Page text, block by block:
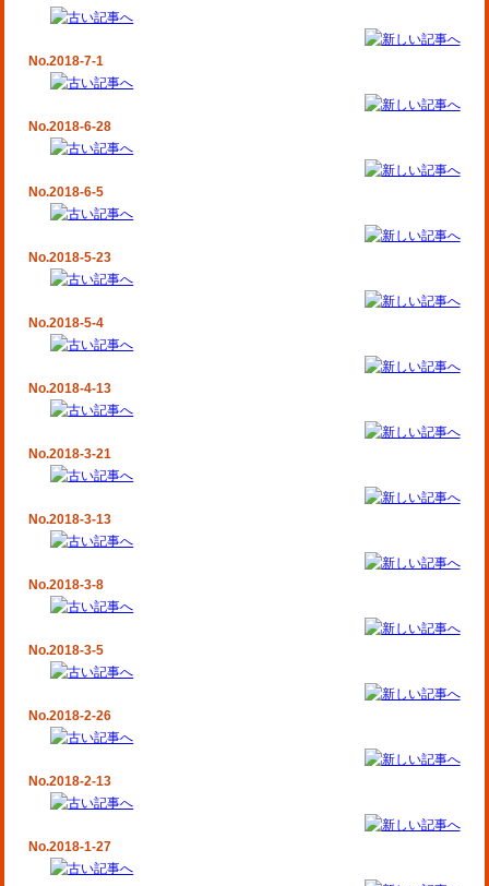
No.2018-7-1
No.2018-6-28
No.2018-6-5
No.2018-5-23
No.2018-5-4
No.2018-4-13
No.2018-3-21
No.2018-3-13
No.2018-3-8
No.2018-3-5
No.2018-2-26
No.2018-2-13
No.2018-1-27